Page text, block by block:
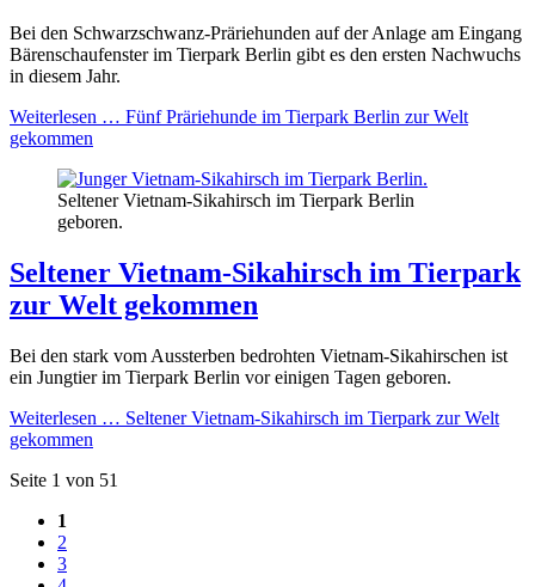
Bei den Schwarzschwanz-Präriehunden auf der Anlage am Eingang
Bärenschaufenster im Tierpark Berlin gibt es den ersten Nachwuchs
in diesem Jahr.
Weiterlesen … Fünf Präriehunde im Tierpark Berlin zur Welt
gekommen
Seltener Vietnam-Sikahirsch im Tierpark Berlin
geboren.
Seltener Vietnam-Sikahirsch im Tierpark
zur Welt gekommen
Bei den stark vom Aussterben bedrohten Vietnam-Sikahirschen ist
ein Jungtier im Tierpark Berlin vor einigen Tagen geboren.
Weiterlesen … Seltener Vietnam-Sikahirsch im Tierpark zur Welt
gekommen
Seite 1 von 51
1
2
3